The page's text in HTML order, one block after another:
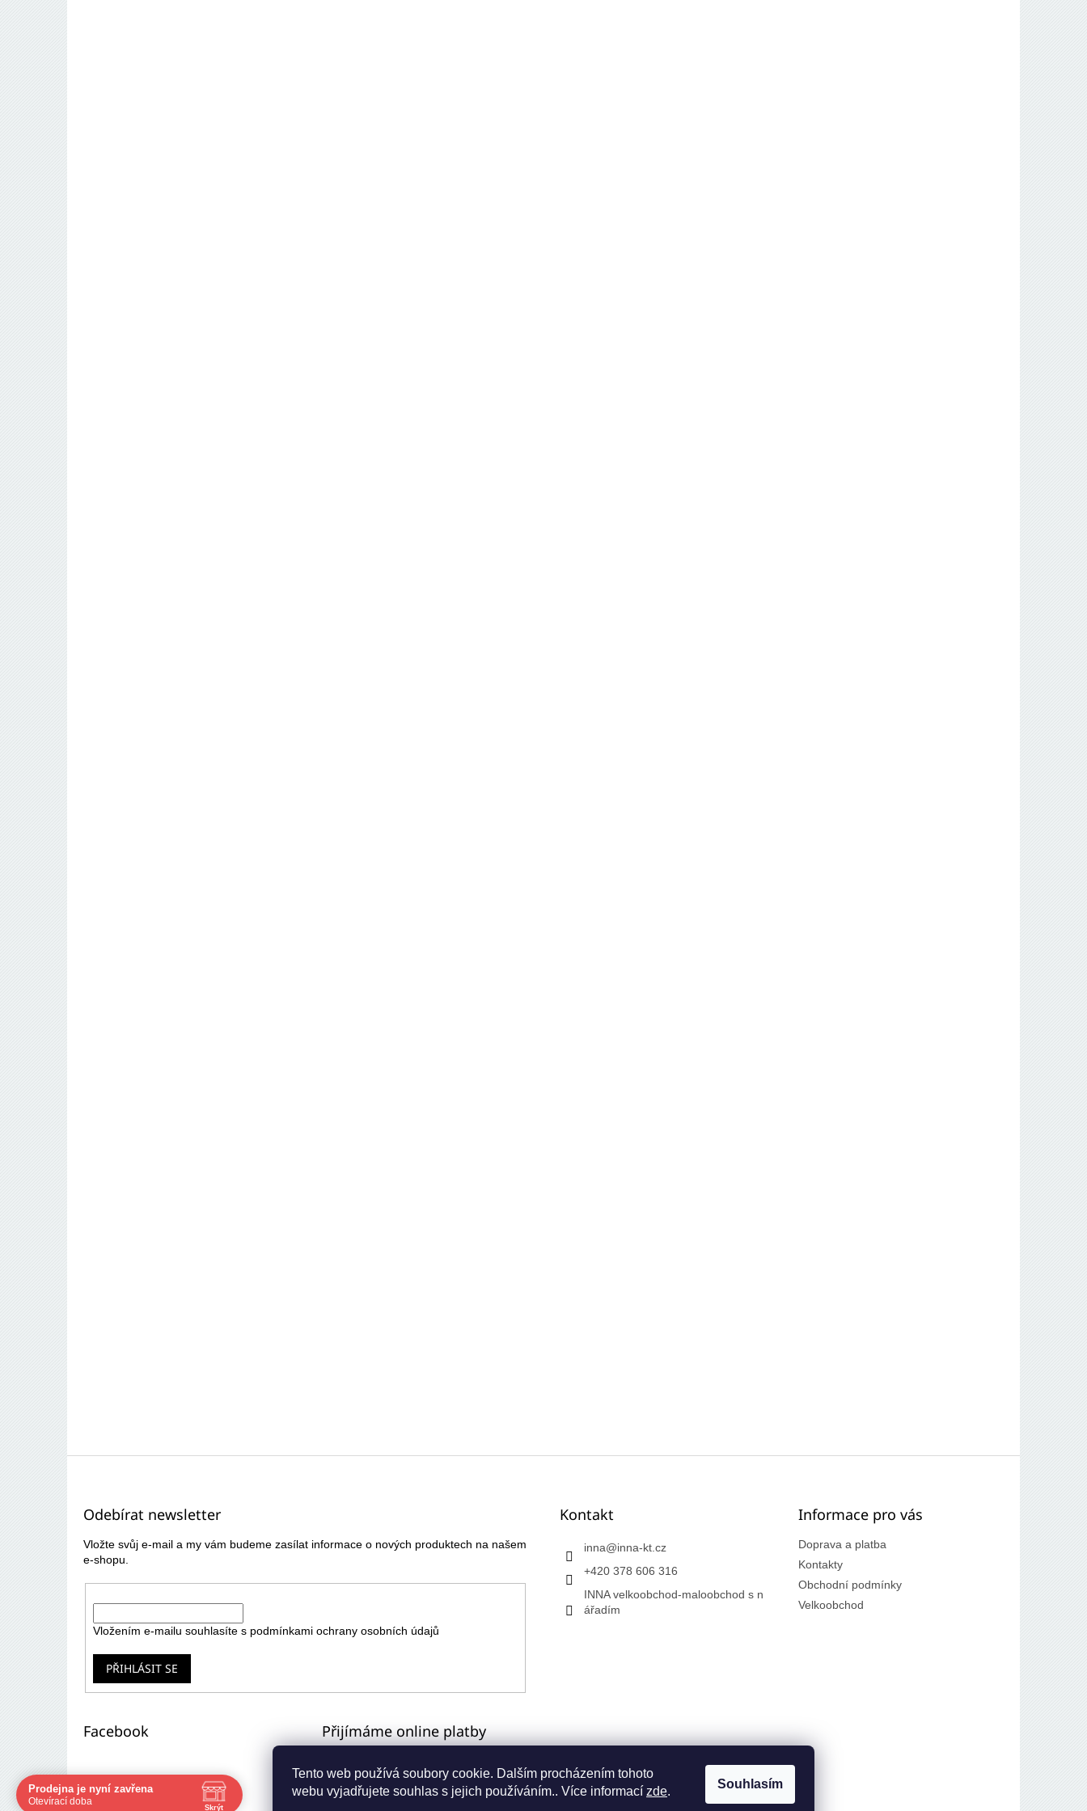
Tento web používá soubory cookie. Dalším procházením tohoto
webu vyjadřujete souhlas s jejich používáním.. Více informací zde.
Souhlasím
Odebírat newsletter
Vložte svůj e-mail a my vám budeme zasílat informace o nových produktech na našem
e-shopu.
Vložením e-mailu souhlasíte s podmínkami ochrany osobních údajů
PŘIHLÁSIT SE
Kontakt
inna@inna-kt.cz
+420 378 606 316
INNA velkoobchod-maloobchod s n
ářadím
Informace pro vás
Doprava a platba
Kontakty
Obchodní podmínky
Velkoobchod
Facebook Přijímáme online platby
Prodejna je nyní zavřena
Otevírací doba
Skrýt
Navštivte nás osobně